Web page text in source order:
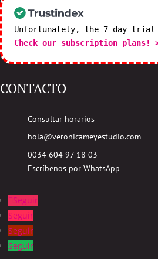
Unfortunately, the 7-day trial
Check our subscription plans!
CONTACTO
Consultar horarios
hola@veronicameyestudio.com
0034 604 97 18 03
Escríbenos por WhatsApp
Seguir
Seguir
Seguir
Seguir